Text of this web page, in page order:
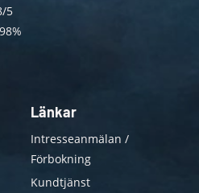
5
Länkar
Intresseanmälan /
Förbokning
Kundtjänst